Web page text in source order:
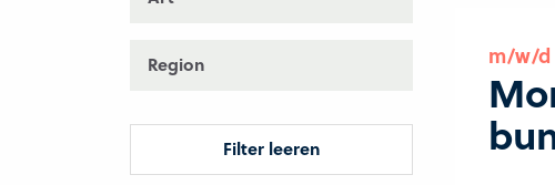
Region
Filter leeren
m/w/d